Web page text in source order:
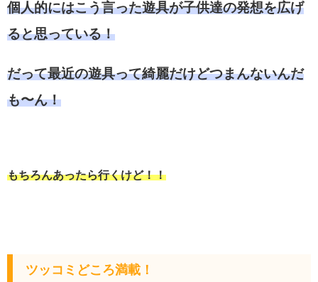
個人的にはこう言った遊具が子供達の発想を広げ
ると思っている！
だって最近の遊具って綺麗だけどつまんないんだ
も〜ん！
もちろんあったら行くけど！！
ツッコミどころ満載！